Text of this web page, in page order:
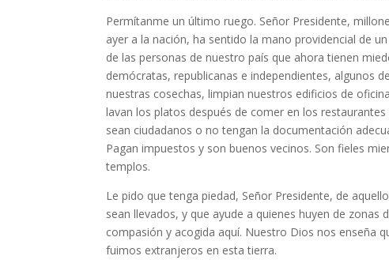
Permítanme un último ruego. Señor Presidente,
ayer a la nación, ha sentido la mano providencial de
de las personas de nuestro país que ahora tienen
demócratas, republicanas e independientes, algunos
nuestras cosechas, limpian nuestros edificios de
lavan los platos después de comer en los
sean ciudadanos o no tengan la documentación
Pagan impuestos y son buenos vecinos. Son fieles
templos.
Le pido que tenga piedad, Señor Presidente, de
sean llevados, y que ayude a quienes huyen de
compasión y acogida aquí. Nuestro Dios nos enseña
fuimos extranjeros en esta tierra.